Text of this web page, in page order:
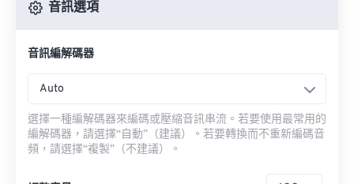
音訊選項
音訊編解碼器
Auto
選擇一種編解碼器來編碼或壓縮音訊串流。若要使用最常用的
編解碼器，請選擇“自動”（建議）。若要轉換而不重新編碼音
頻，請選擇“複製”（不建議）。